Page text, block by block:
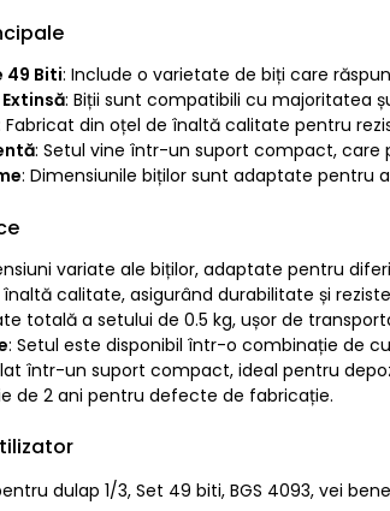
49 Biti: Include o varietate de biți care
: Biții sunt compatibili cu majoritatea
Fabricat din oțel de înaltă calitate pentru
: Setul vine într-un suport compact, care
: Dimensiunile biților sunt adaptate pentru
variate ale biților, adaptate pentru
înaltă calitate, asigurând durabilitate și
totală a setului de 0.5 kg, ușor de
: Setul este disponibil într-o combinație de
într-un suport compact, ideal pentru
de 2 ani pentru defecte de fabricație.
dulap 1/3, Set 49 biti, BGS 4093, vei